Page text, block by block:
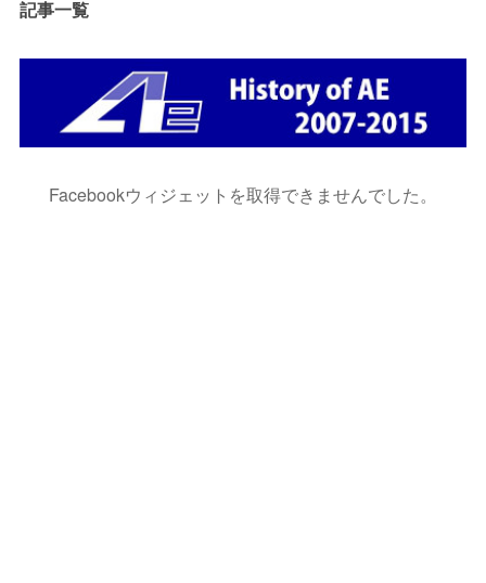
記事一覧
Facebookウィジェットを取得できませんでした。